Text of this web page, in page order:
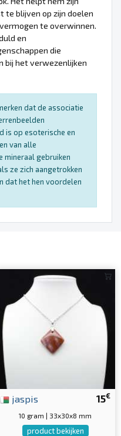
te blijven op zijn doelen
te overwinnen.
en
die
bij het verwezenlijken
dat de associatie
is op esoterische en
van alle
mineraal gebruiken
ze zich aangetrokken
dat het hen voordelen
15€
jaspis
10 gram | 33x30x8 mm
product bekijken